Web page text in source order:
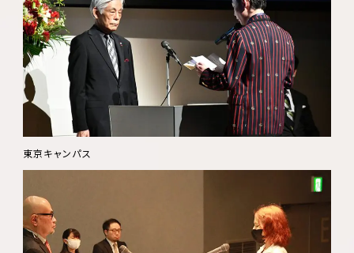
東京キャンパス